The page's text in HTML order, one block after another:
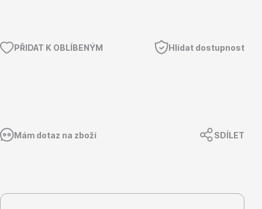
Vzrostlé stromy
PŘIDAT K OBLÍBENÝM Hlídat dostupnost
Mám dotaz na zboží SDÍLET